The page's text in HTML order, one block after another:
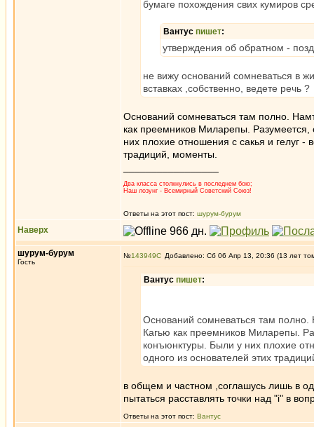
бумаге похождения свих кумиров
Вантус пишет:
утверждения об обратном -
не вижу оснований сомневаться в
вставках ,собственно, ведете речь ?
Оснований сомневаться там полно.
как преемников Миларепы. Разумеется,
них плохие отношения с сакья и гелуг -
традиций, моменты.
Два класса столкнулись в последнем бою;
Наш лозунг - Всемирный Советский Союз!
Ответы на этот пост: шурум-бурум
Наверх
шурум-бурум
Гость
№143949 Добавлено: Сб 06 Апр 13, 20:36 (13 лет
Вантус пишет:
Оснований сомневаться там
Кагью как преемников Миларепы.
конъюнктуры. Были у них плохие
одного из основателей этих
в общем и частном ,соглашусь лишь в
пытаться расставлять точки над "i" в
Ответы на этот пост: Вантус